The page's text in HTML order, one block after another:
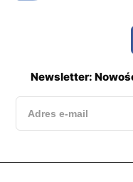
Newsletter: